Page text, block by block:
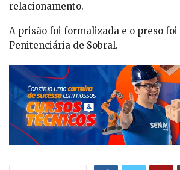
relacionamento.
A prisão foi formalizada e o preso
Penitenciária de Sobral.